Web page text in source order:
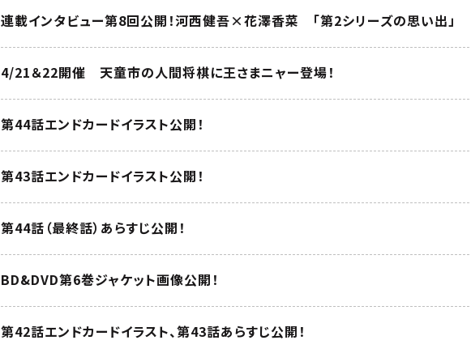
連載インタビュー第8回公開！河西健吾×花澤香菜 「第2シリーズの思い出」
4/21＆22開催 天童市の人間将棋に王さまニャー登場！
第44話エンドカードイラスト公開！
第43話エンドカードイラスト公開！
第44話（最終話）あらすじ公開！
BD&DVD第6巻ジャケット画像公開！
第42話エンドカードイラスト、第43話あらすじ公開！